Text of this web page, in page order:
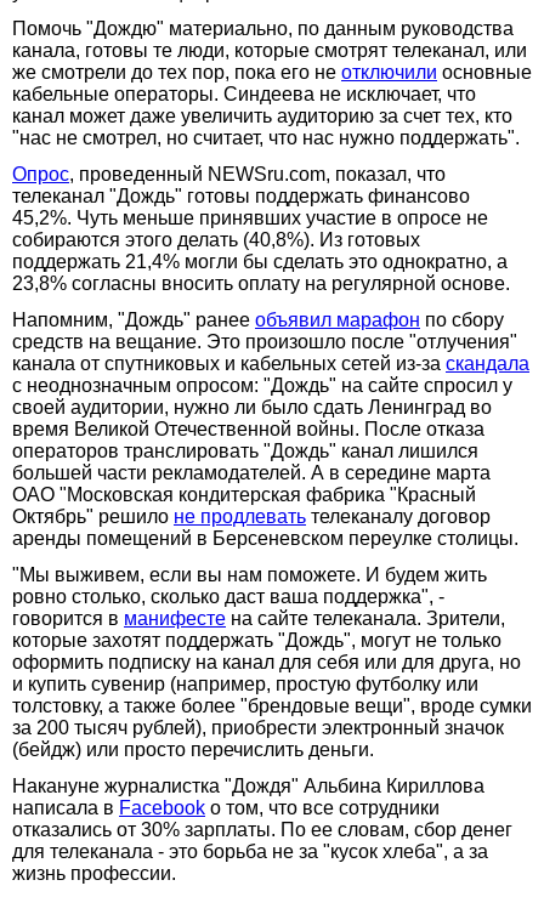
Помочь "Дождю" материально, по данным руководства
канала, готовы те люди, которые смотрят телеканал, или
же смотрели до тех пор, пока его не отключили основные
кабельные операторы. Синдеева не исключает, что
канал может даже увеличить аудиторию за счет тех, кто
"нас не смотрел, но считает, что нас нужно поддержать".
Опрос, проведенный NEWSru.com, показал, что
телеканал "Дождь" готовы поддержать финансово
45,2%. Чуть меньше принявших участие в опросе не
собираются этого делать (40,8%). Из готовых
поддержать 21,4% могли бы сделать это однократно, а
23,8% согласны вносить оплату на регулярной основе.
Напомним, "Дождь" ранее объявил марафон по сбору
средств на вещание. Это произошло после "отлучения"
канала от спутниковых и кабельных сетей из-за скандала
с неоднозначным опросом: "Дождь" на сайте спросил у
своей аудитории, нужно ли было сдать Ленинград во
время Великой Отечественной войны. После отказа
операторов транслировать "Дождь" канал лишился
большей части рекламодателей. А в середине марта
ОАО "Московская кондитерская фабрика "Красный
Октябрь" решило не продлевать телеканалу договор
аренды помещений в Берсеневском переулке столицы.
"Мы выживем, если вы нам поможете. И будем жить
ровно столько, сколько даст ваша поддержка", -
говорится в манифесте на сайте телеканала. Зрители,
которые захотят поддержать "Дождь", могут не только
оформить подписку на канал для себя или для друга, но
и купить сувенир (например, простую футболку или
толстовку, а также более "брендовые вещи", вроде сумки
за 200 тысяч рублей), приобрести электронный значок
(бейдж) или просто перечислить деньги.
Накануне журналистка "Дождя" Альбина Кириллова
написала в Facebook о том, что все сотрудники
отказались от 30% зарплаты. По ее словам, сбор денег
для телеканала - это борьба не за "кусок хлеба", а за
жизнь профессии.